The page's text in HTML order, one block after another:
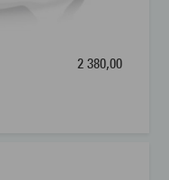
2 380,00